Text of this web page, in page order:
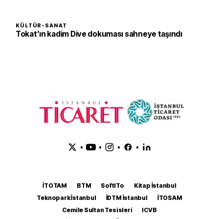
KÜLTÜR-SANAT
Tokat’ın kadim Dive dokuması sahneye taşındı
• • • •
İTOTAM BTM SoftITo
Kitap İstanbul
Teknopark İstanbul
İDTM İstanbul
İTOSAM
Cemile Sultan Tesisleri
ICVB